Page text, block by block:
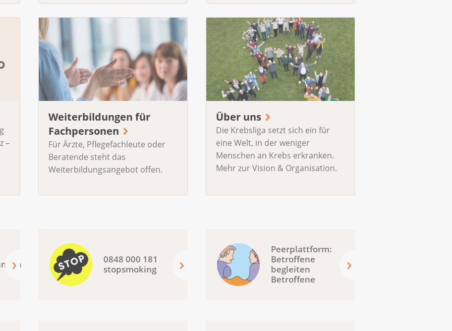
–
Weiterbildungen für
Fachpersonen
Für Ärzte, Pflegefachleute oder
Beratende steht das
Weiterbildungsangebot offen.
Über uns
Die Krebsliga setzt sich ein für
eine Welt, in der weniger
Menschen an Krebs erkranken.
Mehr zur Vision & Organisation.
0848 000 181
stopsmoking
Peerplattform:
Betroffene
begleiten
Betroffene